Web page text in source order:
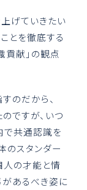
げていきたい
とを徹底する
貢献」の観点
のだから、
ですが、いつ
で共通認識を
のスタンダー
人の才能と情
あるべき姿に